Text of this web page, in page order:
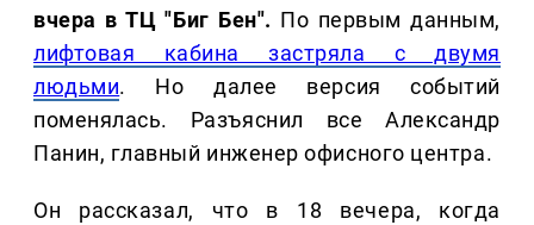
вчера в ТЦ "Биг Бен". По первым данным,
лифтовая кабина застряла с двумя
людьми. Но далее версия событий
поменялась. Разъяснил все Александр
Панин, главный инженер офисного центра.
Он рассказал, что в 18 вечера, когда